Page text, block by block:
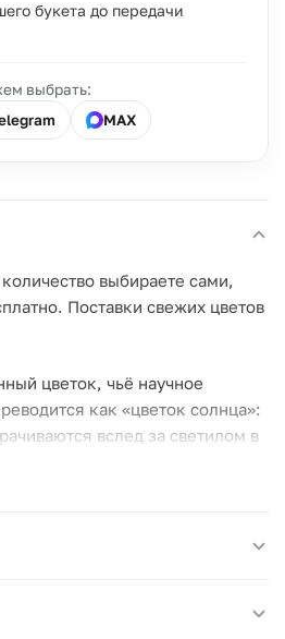
букета до передачи
выбрать:
MAX
выбираете сами,
Поставки свежих цветов
цветок, чьё научное
как «цветок солнца»:
вслед за светилом в
насыщенно.
много воды: меняйте её